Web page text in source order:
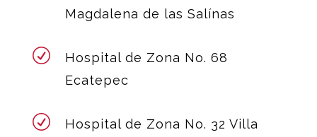
Magdalena de las Salínas
R
Hospital de Zona No. 68
Ecatepec
R
Hospital de Zona No. 32 Villa